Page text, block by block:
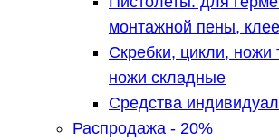
монтажной пены,
Скребки, цикли, ножи
ножи складные
Средства
Распродажа - 20%